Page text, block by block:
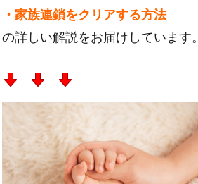
・家族連鎖をクリアする方法
の詳しい解説をお届けしています。